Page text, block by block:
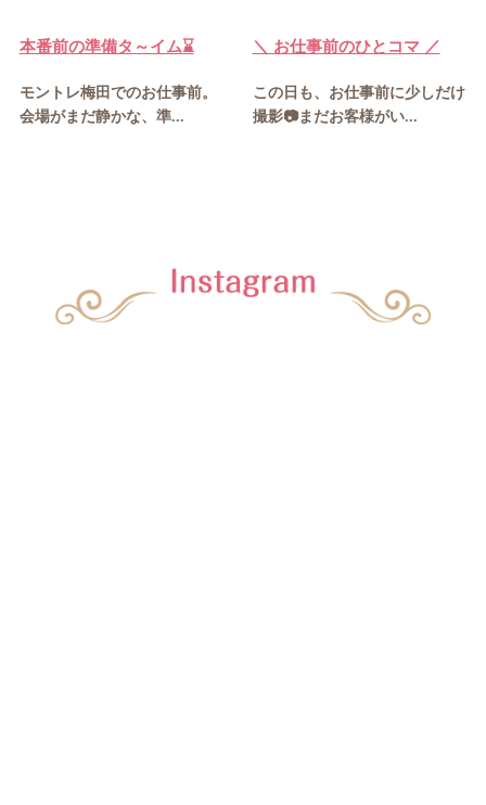
本番前の準備タ～イム⌛
モントレ梅田でのお仕事前。
会場がまだ静かな、準...
＼ お仕事前のひとコマ ／
この日も、お仕事前に少しだけ
撮影📷まだお客様がい...